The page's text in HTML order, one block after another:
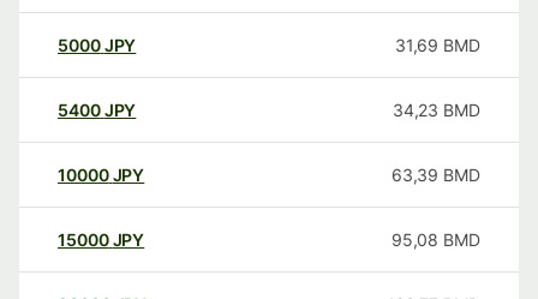
5000JPY 31,69 BMD
5400JPY 34,23 BMD
10000 JPY 63,39 BMD
15000 JPY 95,08 BMD